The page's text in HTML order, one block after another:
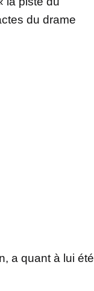
du drame
a quant à lui été